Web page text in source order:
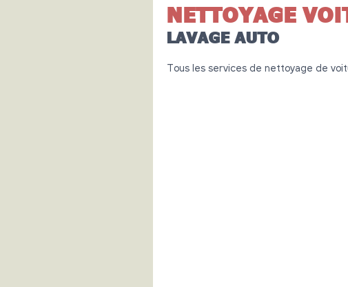
NETTOYAGE
LAVAGE AUTO
Tous les services de nettoyage de